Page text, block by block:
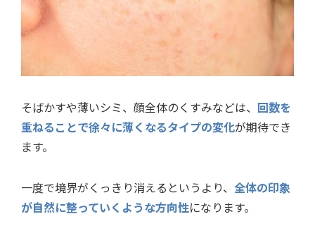
そばかすや薄いシミ、顔全体のくすみなどは、 回数を
重ねることで徐々に薄くなるタイプの変化が期待でき
ます。
一度で境界がくっきり消えるというより、 全体の印象
が自然に整っていくような方向性になります。